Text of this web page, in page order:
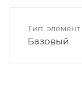
Тип, элемент
Базовый